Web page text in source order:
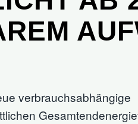
verbrauchsabhängige